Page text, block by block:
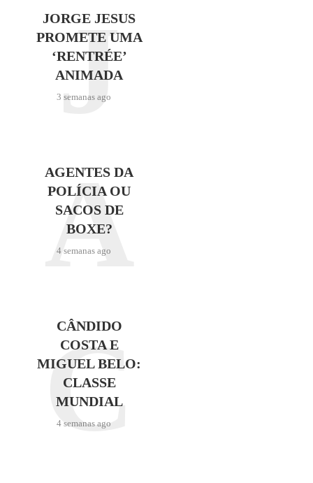
JORGE JESUS
PROMETE UMA
‘RENTRÉE’
ANIMADA
3 semanas ago
J
AGENTES DA
POLÍCIA OU
SACOS DE
BOXE?
4 semanas ago
A
CÂNDIDO
COSTA E
MIGUEL BELO:
CLASSE
MUNDIAL
4 semanas ago
C